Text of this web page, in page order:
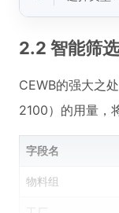
2.2 智能筛
CEWB的强大之
2100）的用量，
字段名
物料组